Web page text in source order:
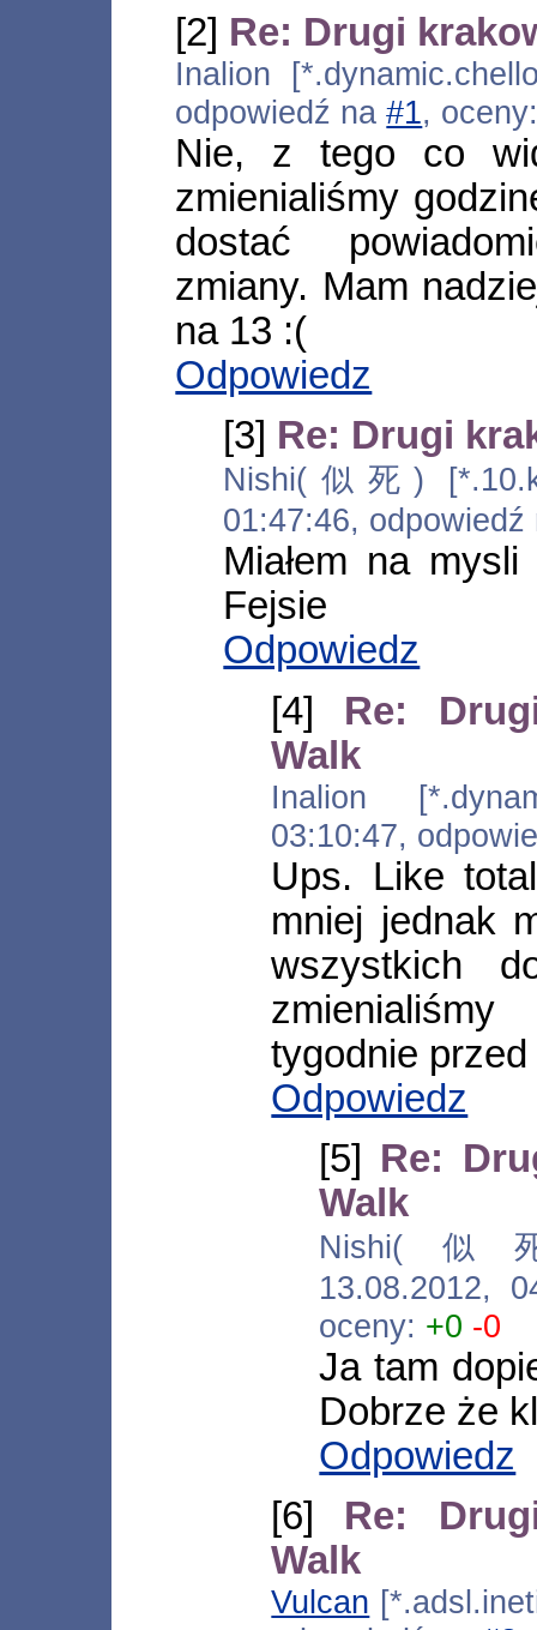
[2] Re: Drugi
Inalion
odpowiedź na#1,
Nie, z tego co
zmienialiśmy
dostać
zmiany. Mam
na 13 :(
Odpowiedz
[3] Re: Drugi
Nishi(似死)
01:47:46,
Miałem na
Fejsie
Odpowiedz
[4] Re:
Walk
Inalion
03:10:47,
Ups. Like
mniej jednak
wszystkich
tygodnie
Odpowiedz
[5] Re:
Walk
Nishi(似死
13.08.2012,
oceny: +0 -0
Ja tam
Dobrze że
Odpowiedz
[6] Re:
Walk
Vulcan